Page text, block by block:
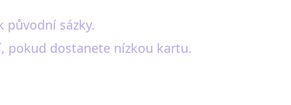
původní sázky.
pokud dostanete nízkou kartu.